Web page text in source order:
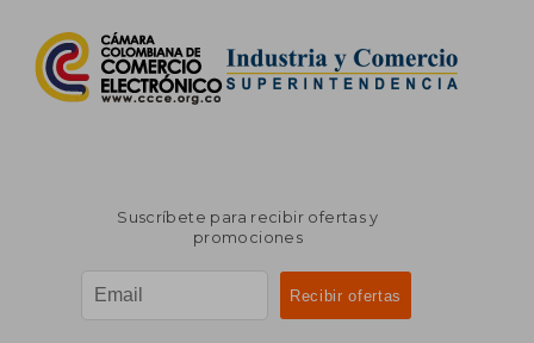
Suscríbete para recibir ofertas y
promociones